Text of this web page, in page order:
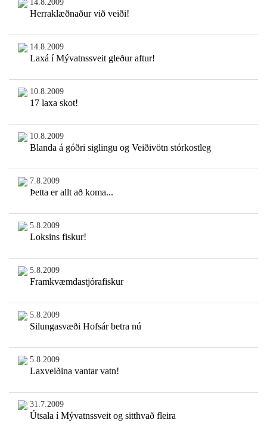
14.8.2009
Herraklæðnaður við veiði!
14.8.2009
Laxá í Mývatnssveit gleður aftur!
10.8.2009
17 laxa skot!
10.8.2009
Blanda á góðri siglingu og Veiðivötn stórkostleg
7.8.2009
Þetta er allt að koma...
5.8.2009
Loksins fiskur!
5.8.2009
Framkvæmdastjórafiskur
5.8.2009
Silungasvæði Hofsár betra nú
5.8.2009
Laxveiðina vantar vatn!
31.7.2009
Útsala í Mývatnssveit og sitthvað fleira